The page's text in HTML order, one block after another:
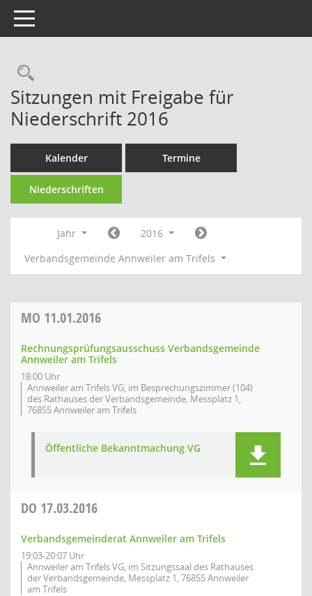
Toggle navigation
Rechercheauswahl
Sitzungen mit Freigabe für
Niederschrift 2016
Kalender Termine
Niederschriften
Jahr
2016
Verbandsgemeinde Annweiler am Trifels
MO 11.01.2016
Rechnungsprüfungsausschuss Verbandsgemeinde
Annweiler am Trifels
18:00 Uhr
Annweiler am Trifels VG, im Besprechungszimmer (104)
des Rathauses der Verbandsgemeinde, Messplatz 1,
76855 Annweiler am Trifels
Öffentliche Bekanntmachung VG
DO 17.03.2016
Verbandsgemeinderat Annweiler am Trifels
19:03-20:07 Uhr
Annweiler am Trifels VG, im Sitzungssaal des Rathauses
der Verbandsgemeinde, Messplatz 1, 76855 Annweiler
am Trifels